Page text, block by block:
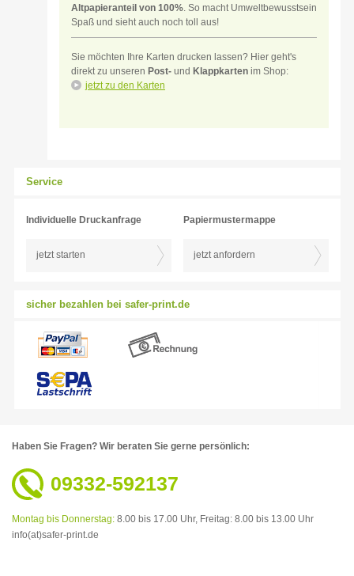
Altpapieranteil von 100%. So macht Umweltbewusstsein
Spaß und sieht auch noch toll aus!
Sie möchten Ihre Karten drucken lassen? Hier geht's
direkt zu unseren Post- und Klappkarten im Shop:
jetzt zu den Karten
Service
Individuelle Druckanfrage
jetzt starten
Papiermustermappe
jetzt anfordern
sicher bezahlen bei safer-print.de
Haben Sie Fragen? Wir beraten Sie gerne persönlich:
09332-592137
Montag bis Donnerstag: 8.00 bis 17.00 Uhr, Freitag: 8.00 bis 13.00 Uhr
info(at)safer-print.de